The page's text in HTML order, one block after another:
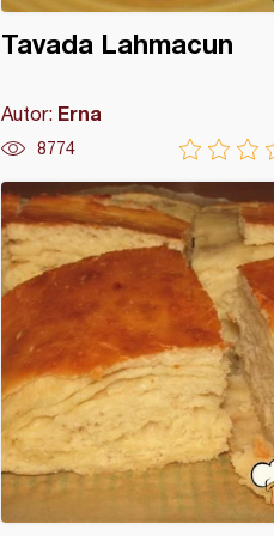
Tavada Lahmacun
Autor: Erna
8774